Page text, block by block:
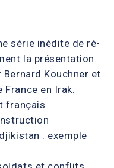
série inédite de ré-
la présentation
Kouchner et
France en Irak.
français
: exemple